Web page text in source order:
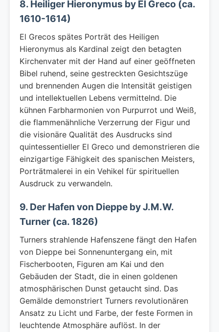
8. Heiliger Hieronymus by El Greco (ca.
1610-1614)
El Grecos spätes Porträt des Heiligen
Hieronymus als Kardinal zeigt den betagten
Kirchenvater mit der Hand auf einer geöffneten
Bibel ruhend, seine gestreckten Gesichtszüge
und brennenden Augen die Intensität geistigen
und intellektuellen Lebens vermittelnd. Die
kühnen Farbharmonien von Purpurrot und Weiß,
die flammenähnliche Verzerrung der Figur und
die visionäre Qualität des Ausdrucks sind
quintessentieller El Greco und demonstrieren die
einzigartige Fähigkeit des spanischen Meisters,
Porträtmalerei in ein Vehikel für spirituellen
Ausdruck zu verwandeln.
9. Der Hafen von Dieppe by J.M.W.
Turner (ca. 1826)
Turners strahlende Hafenszene fängt den Hafen
von Dieppe bei Sonnenuntergang ein, mit
Fischerbooten, Figuren am Kai und den
Gebäuden der Stadt, die in einen goldenen
atmosphärischen Dunst getaucht sind. Das
Gemälde demonstriert Turners revolutionären
Ansatz zu Licht und Farbe, der feste Formen in
leuchtende Atmosphäre auflöst. In der